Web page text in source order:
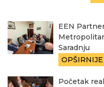
EEN
Saradnju
OPŠIRNIJE
Početak